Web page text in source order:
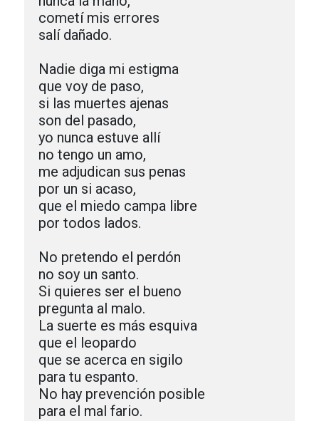
cometí mis errores
salí dañado.
Nadie diga mi estigma
que voy de paso,
si las muertes ajenas
son del pasado,
yo nunca estuve allí
no tengo un amo,
me adjudican sus penas
por un si acaso,
que el miedo campa libre
por todos lados.
No pretendo el perdón
no soy un santo.
Si quieres ser el bueno
pregunta al malo.
La suerte es más esquiva
que el leopardo
que se acerca en sigilo
para tu espanto.
No hay prevención posible
para el mal fario.